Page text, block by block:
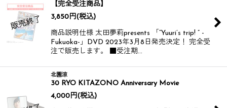
【完全受注商品】
3,850 円(税込)
商品説明仕様 太田夢莉presents 「“Yuuri’s trip! ” -
Fukuoka-」DVD 2023年3月8日発売決定！ 完全受
注で販売します。 ■受注期…
北園涼
30 RYO KITAZONO Anniversary Movie
4,000 円(税込)